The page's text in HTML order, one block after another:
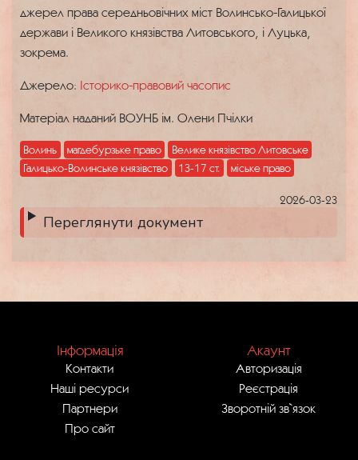
джерел права середньовічних міст Волинсько-Галицької
держави і Великого князівства Литовського, і Луцька,
зокрема.
Джерело: Історико-правовий часопис
Матеріал наданий ВОУНБ ім. Олени Пчілки
Волинь магдебурзьке право
Велике князівство Литовське
Галицько-Волинське князівство
13-17 ст. міське право
2026-03-23
Переглянути документ
Інформація
Контакти
Наші ресурси
Партнери
Про сайт
Акаунт
Авторизація
Реєстрація
Зворотній зв`язок